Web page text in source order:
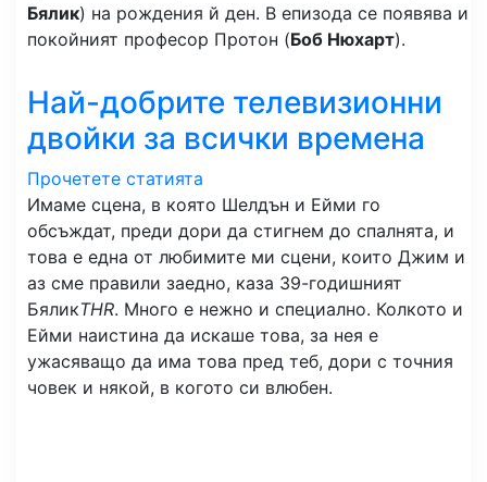
Бялик) на рождения й ден. В епизода се появява и
покойният професор Протон (Боб Нюхарт).
Най-добрите телевизионни
двойки за всички времена
Прочетете статията
Имаме сцена, в която Шелдън и Ейми го
обсъждат, преди дори да стигнем до спалнята, и
това е една от любимите ми сцени, които Джим и
аз сме правили заедно, каза 39-годишният
БяликTHR. Много е нежно и специално. Колкото и
Ейми наистина да искаше това, за нея е
ужасяващо да има това пред теб, дори с точния
човек и някой, в когото си влюбен.